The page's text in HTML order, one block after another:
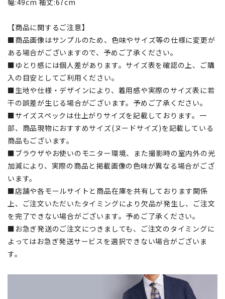
【商品に関するご注意】
■商品画像はサンプルのため、色味やサイズ等の仕様に変更が
ある場合がございますので、予めご了承ください。
■ゆとり感には個人差があります。サイズ表を確認の上、ご購
入の目安としてご利用ください。
■生地や仕様・デザインにより、着用感や実際のサイズ表に若
干の誤差が生じる場合がございます。予めご了承ください。
■サイズスペックは仕上がりサイズを記載しております。一
部、商品現物におすすめサイズ(ヌードサイズ)を記載している
商品もございます。
■ブラウザやお使いのモニター環境、また撮影時の室内外の光
加減により、実際の商品と掲載画像の色味が異なる場合がござ
います。
■店舗や各モールサイトと商品在庫を共有しております関係
上、ご注文いただいたタイミングにより欠品が発生し、ご注文
を完了できない場合がございます。予めご了承ください。
■お急ぎ発送のご注文につきましても、ご注文のタイミングに
よってはお急ぎ発送サービスを選択できない場合がございま
す。